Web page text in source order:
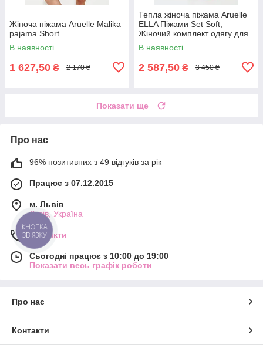
Жіноча піжама Aruelle Malika
pajama Short
В наявності
1 627,50 ₴ 2 170 ₴
Тепла жіноча піжама Aruelle
ELLA Піжами Set Soft,
Жіночий комплект одягу для
дому та відпочинку
В наявності
2 587,50 ₴ 3 450 ₴
Показати ще
Про нас
96% позитивних з 49 відгуків за рік
Працює з 07.12.2015
м. Львів
Львів, Україна
Контакти
Сьогодні працює з 10:00 до 19:00
Показати весь графік роботи
Про нас
Контакти
КНОПКА
ЗВ'ЯЗКУ